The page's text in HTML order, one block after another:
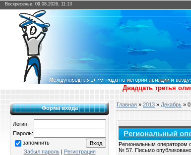
Воскресенье, 09.08.2026, 11:13
Двадцать третья
Форма входа
Логин:
Пароль:
запомнить
Забыл пароль| Регистрация
Главная » 2013 » Декабрь »
Региональный
Региональным оператором
№ 57. Письмо опубликовано